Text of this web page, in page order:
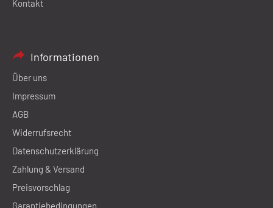
Kontakt
Informationen
Über uns
Impressum
AGB
Widerrufsrecht
Datenschutzerklärung
Zahlung & Versand
Preisvorschlag
Garantiebedingungen